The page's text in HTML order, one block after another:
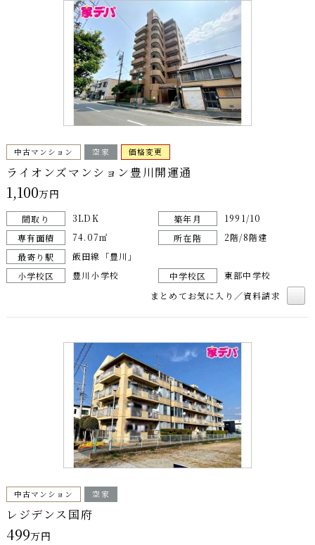
中古マンション 空家 価格変更
ライオンズマンション豊川開運通
1,100万円
間取り 3LDK 築年月
1991/10
専有面積
74.07㎡ 所在階
2階/8階建
最寄り駅
飯田線「豊川」
小学校区
豊川小学校 中学校区
東部中学校
まとめてお気に入り／資料請求
中古マンション 空家
レジデンス国府
499万円